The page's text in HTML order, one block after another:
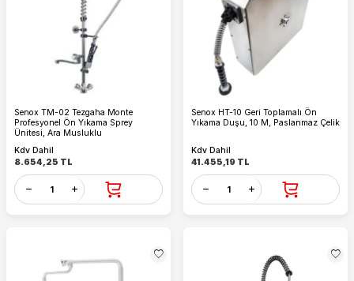
Senox TM-02 Tezgaha Monte
Profesyonel Ön Yıkama Sprey
Ünitesi, Ara Musluklu
Kdv Dahil
8.654,25 TL
Senox HT-10 Geri Toplamalı Ön
Yıkama Duşu, 10 M, Paslanmaz Çelik
Kdv Dahil
41.455,19 TL